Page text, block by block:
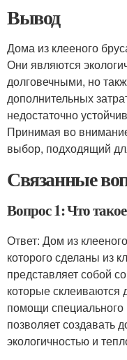
Вывод
Дома из клееного
Они являются
долговечными, но
дополнительных
недостаточно
Принимая во
выбор, подходящий
Связанные
Вопрос 1: Что
Ответ: Дом из
которого сделаны из
представляет собой
которые склеиваются
помощи специального
позволяет создавать
экологичностью и